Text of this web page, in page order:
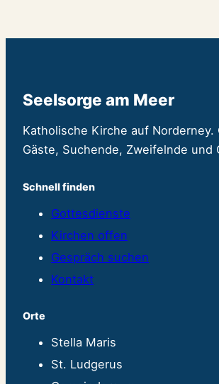
Seelsorge am Meer
Katholische Kirche auf
Gäste, Suchende, Zweifelnde und
Schnell finden
Gottesdienste
Kirchen offen
Gespräch suchen
Kontakt
Orte
Stella Maris
St. Ludgerus